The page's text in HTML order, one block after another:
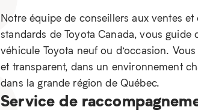
Notre équipe de conseillers aux ventes
standards de Toyota Canada, vous guide
véhicule Toyota neuf ou d’occasion.
et transparent, dans un environnement
dans la grande région de Québec.
Service de